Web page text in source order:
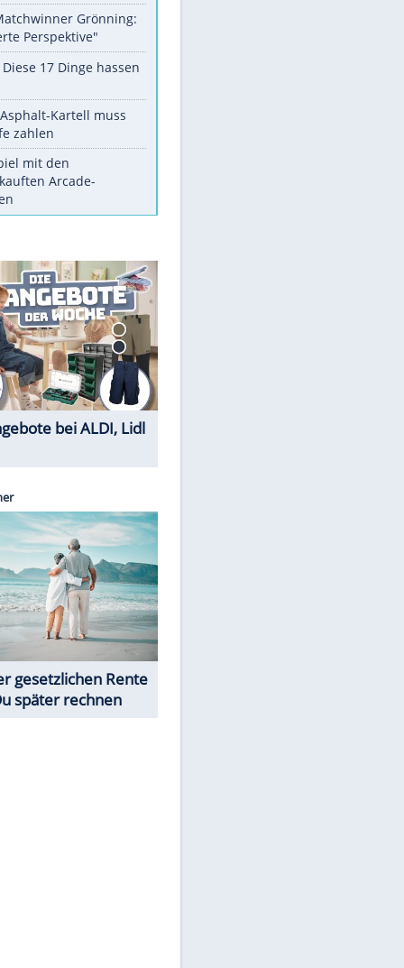
Unsere Themen-Highlights
Drohne dringt im Luftraum von
Durch die Jahre mit Panikrocker
Udo Lindenberg
"Veränderte Perspektive"
Vorsicht: Diese 17 Dinge hassen
Katzen
Illegales Asphalt-Kartell muss
Mio-Strafe zahlen
Memo-Spiel mit den
meistverkauften Arcade-
Sparen